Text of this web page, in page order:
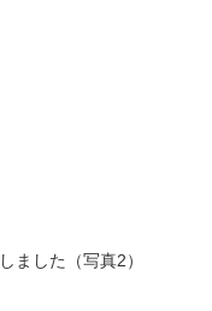
ました（写真2）